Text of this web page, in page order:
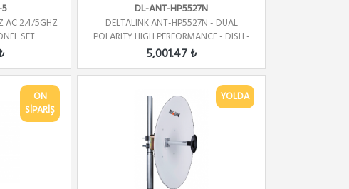
AC 2.4/5GHZ
SET
DL-ANT-HP5527N
DELTALINK ANT-HP5527N - DUAL
POLARITY HIGH PERFORMANCE - DISH -
...
5,001.47 ₺
ÖN
SİPARİŞ
YOLDA